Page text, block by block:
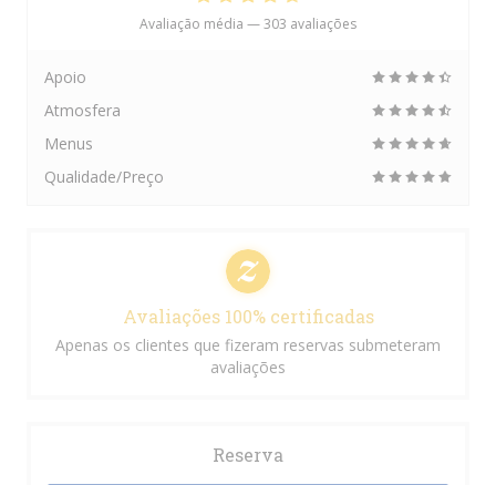
Avaliação média —303 avaliações
Apoio
Atmosfera
Menus
Qualidade/Preço
Avaliações 100% certificadas
Apenas os clientes que fizeram reservas submeteram
avaliações
Reserva